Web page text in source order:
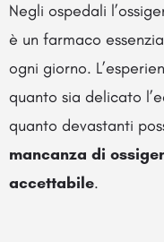
Negli ospedali
è un farmaco
ogni giorno.
quanto sia delicato
quanto devastanti
mancanza di
accettabile.